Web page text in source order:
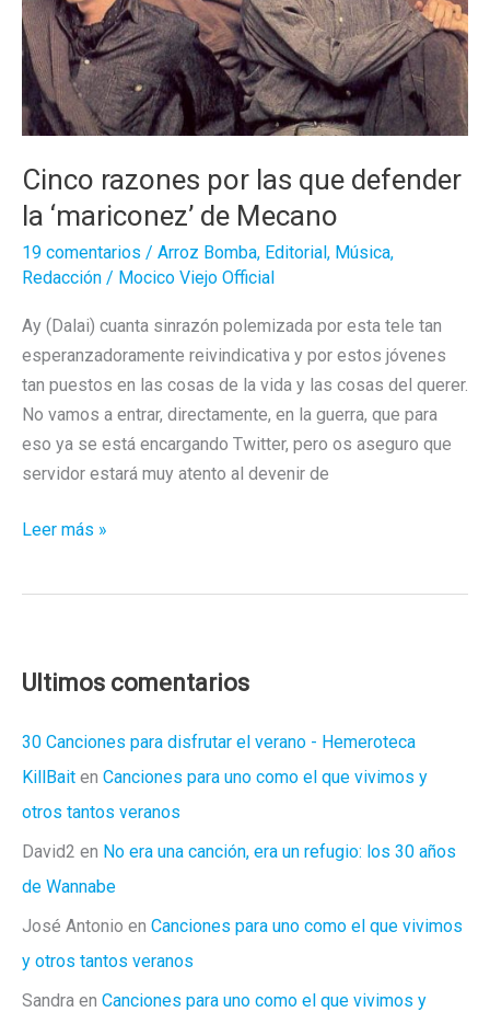
Cinco razones por las que defender
la ‘mariconez’ de Mecano
19 comentarios / Arroz Bomba, Editorial, Música,
Redacción / Mocico Viejo Official
Ay (Dalai) cuanta sinrazón polemizada por esta tele tan
esperanzadoramente reivindicativa y por estos jóvenes
tan puestos en las cosas de la vida y las cosas del querer.
No vamos a entrar, directamente, en la guerra, que para
eso ya se está encargando Twitter, pero os aseguro que
servidor estará muy atento al devenir de
Cinco
defender
‘mariconez’
de
Leer más »
Ultimos comentarios
30 Canciones para disfrutar el verano - Hemeroteca
KillBait en Canciones para uno como el que vivimos y
otros tantos veranos
David2 en No era una canción, era un refugio: los 30 años
de Wannabe
José Antonio en Canciones para uno como el que vivimos
y otros tantos veranos
Sandra en Canciones para uno como el que vivimos y